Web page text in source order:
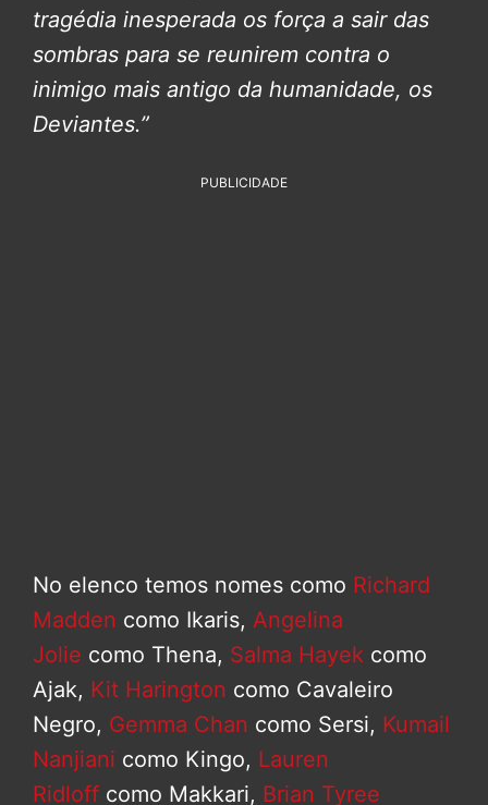
tragédia inesperada os força a sair das
sombras para se reunirem contra o
inimigo mais antigo da humanidade, os
Deviantes.”
PUBLICIDADE
No elenco temos nomes como Richard
Madden como Ikaris, Angelina
Jolie como Thena, Salma Hayek como
Ajak, Kit Harington como Cavaleiro
Negro, Gemma Chan como Sersi, Kumail
Nanjiani como Kingo, Lauren
Ridloff como Makkari, Brian Tyree